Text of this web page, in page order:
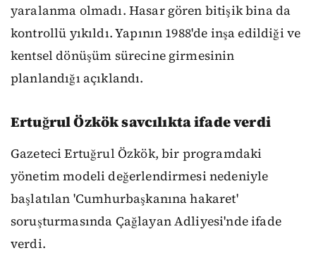
yaralanma olmadı. Hasar gören bitişik bina da
kontrollü yıkıldı. Yapının 1988'de inşa edildiği ve
kentsel dönüşüm sürecine girmesinin
planlandığı açıklandı.
Ertuğrul Özkök savcılıkta ifade verdi
Gazeteci Ertuğrul Özkök, bir programdaki
yönetim modeli değerlendirmesi nedeniyle
başlatılan 'Cumhurbaşkanına hakaret'
soruşturmasında Çağlayan Adliyesi'nde ifade
verdi.